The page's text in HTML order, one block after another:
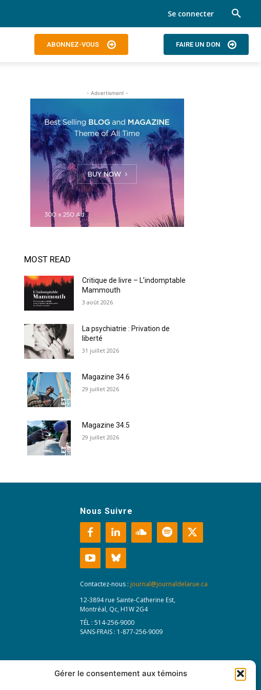
Gérer le consentement aux témoins
Se connecter
ABONNEZ-VOUS FAIRE UN DON
- Advertisment -
MOST READ
Critique de livre – L’indomptable
Mammouth
3 août 2026
La psychiatrie : Privation de
liberté
31 juillet 2026
Magazine 34.6
29 juillet 2026
Magazine 34.5
29 juillet 2026
Nous Suivre
Contactez-nous : journal@journaldelarue.ca
12-3894 rue Sainte-Catherine Est,
Montréal, Qc, H1W 2G4
TÉL : 514-256-9000
SANS-FRAIS : 1-877-256-9009